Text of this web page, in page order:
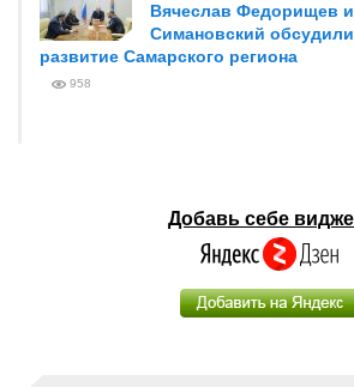
Вячеслав Федорищев
Симановский
развитие Самарского региона
958
Добавь себе